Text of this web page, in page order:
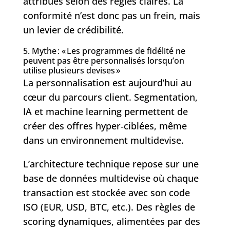
conformité n’est donc pas un frein, mais
un levier de crédibilité.
5. Mythe : « Les programmes de fidélité ne
peuvent pas être personnalisés lorsqu’on
utilise plusieurs devises »
La personnalisation est aujourd’hui au
cœur du parcours client. Segmentation,
IA et machine learning permettent de
créer des offres hyper‑ciblées, même
dans un environnement multidevise.
L’architecture technique repose sur une
base de données multidevise où chaque
transaction est stockée avec son code
ISO (EUR, USD, BTC, etc.). Des règles de
scoring dynamiques, alimentées par des